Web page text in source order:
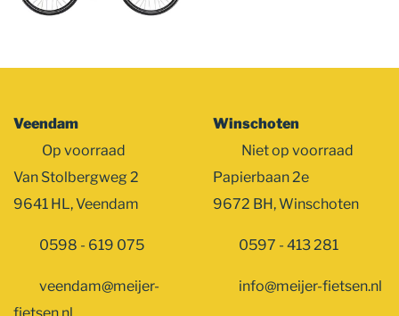
Veendam
Op voorraad
Van Stolbergweg 2
9641 HL, Veendam
0598 - 619 075
veendam@meijer-
Winschoten
Niet op voorraad
Papierbaan 2e
9672 BH, Winschoten
0597 - 413 281
info@meijer-fietsen.nl